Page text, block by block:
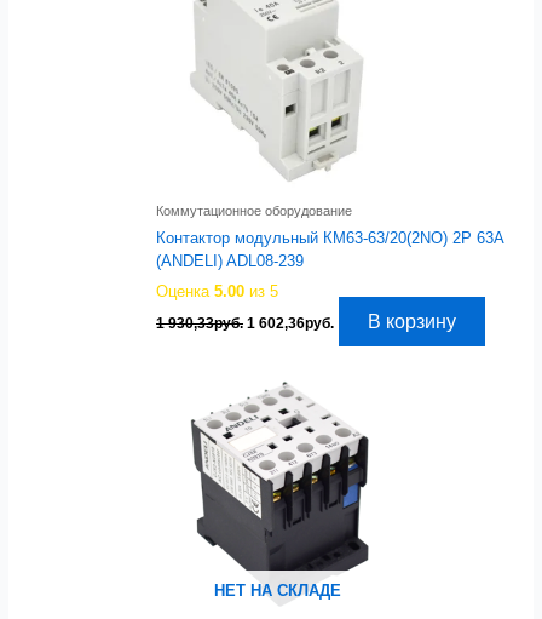
Коммутационное оборудование
Контактор модульный КМ63-63/20(2NO) 2P 63A
(ANDELI) ADL08-239
Оценка5.00 из 5
1 930,33руб. Первоначальная
930,33руб..
1 602,36руб. ТекущаяВ корзину
НЕТ НА СКЛАДЕ